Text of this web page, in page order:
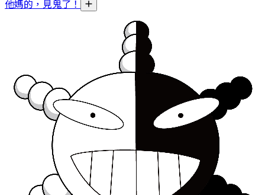
他媽的，見鬼了！